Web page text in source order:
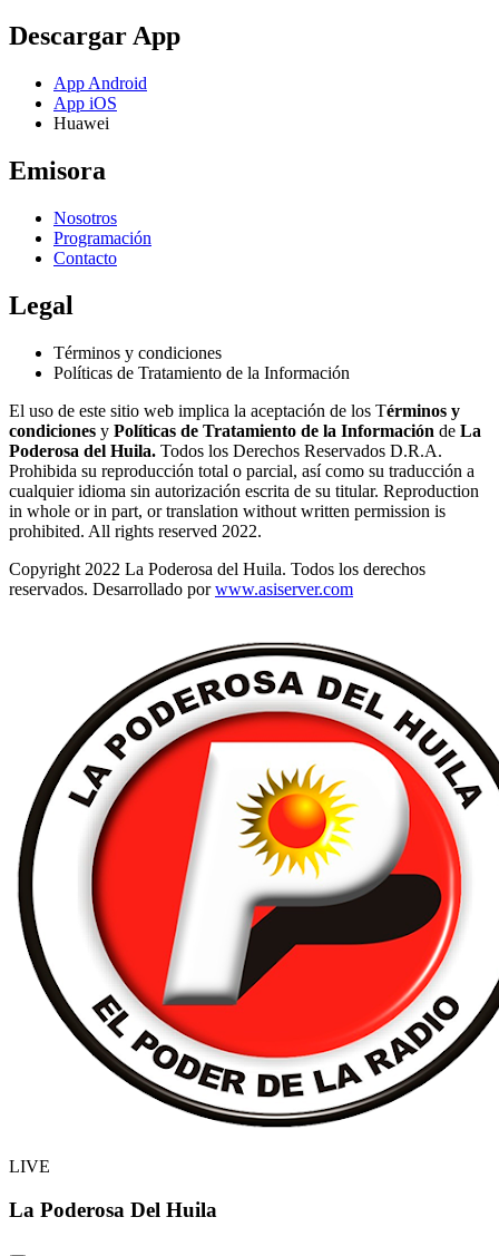
Descargar App
App Android
App iOS
Huawei
Emisora
Nosotros
Programación
Contacto
Legal
Términos y condiciones
Políticas de Tratamiento de la Información
El uso de este sitio web implica la aceptación de los Términos y
condiciones y Políticas de Tratamiento de la Información de La
Poderosa del Huila. Todos los Derechos Reservados D.R.A.
Prohibida su reproducción total o parcial, así como su traducción a
cualquier idioma sin autorización escrita de su titular. Reproduction
in whole or in part, or translation without written permission is
prohibited. All rights reserved 2022.
Copyright 2022 La Poderosa del Huila. Todos los derechos
reservados. Desarrollado porwww.asiserver.com
LIVE
La Poderosa Del Huila